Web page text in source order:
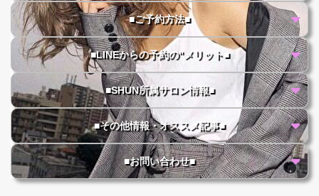
■ご予約方法■
■LINEからの予約の"メリット■
■SHUN所属サロン情報■
■その他情報・オススメ記事■
■お問い合わせ■